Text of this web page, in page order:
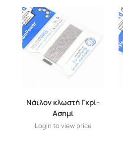
Νάιλον κλωστή Γκρί-
Ασημί
Login to view price